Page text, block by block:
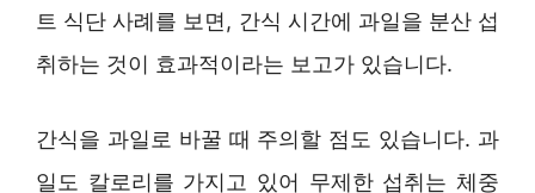
트 식단 사례를 보면, 간식 시간에 과일을 분산 섭
취하는 것이 효과적이라는 보고가 있습니다.
간식을 과일로 바꿀 때 주의할 점도 있습니다. 과
일도 칼로리를 가지고 있어 무제한 섭취는 체중